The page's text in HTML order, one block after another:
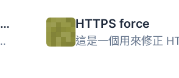
SSL Atlas – Free SSL Certificate & HTTPS Redirect for WordPress
戶資料並顯示網站是值得信...
HTTPS force